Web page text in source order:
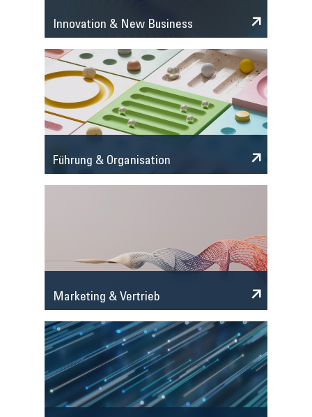
Innovation & New Business
Führung & Organisation
Marketing & Vertrieb